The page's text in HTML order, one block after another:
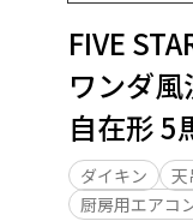
FIVE
ワンダ
自在形 5
ダイキン 天
厨房用エアコ